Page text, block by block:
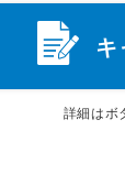
キ
詳細はボ